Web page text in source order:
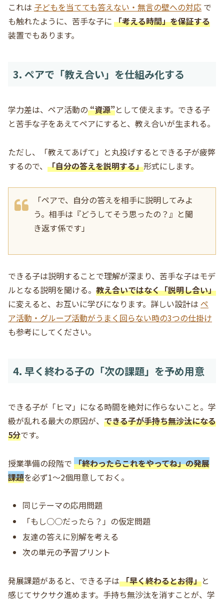
これは 子どもを当てても答えない・無言の壁への対応 で
も触れたように、苦手な子に 「考える時間」を保証する
装置でもあります。
3. ペアで「教え合い」を仕組み化する
学力差は、ペア活動の “資源”として使えます。できる子
と苦手な子をあえてペアにすると、教え合いが生まれる。
ただし、「教えてあげて」と丸投げするとできる子が疲弊
するので、 「自分の答えを説明する」形式にします。
「ペアで、自分の答えを相手に説明してみよ
う。相手は『どうしてそう思ったの？』と聞
き返す係です」
できる子は説明することで理解が深まり、苦手な子はモデ
ルとなる説明を聞ける。 教え合いではなく「説明し合い」
に変えると、お互いに学びになります。詳しい設計は ペ
ア活動・グループ活動がうまく回らない時の3つの仕掛け
も参考にしてください。
4. 早く終わる子の「次の課題」を予め用意
できる子が「ヒマ」になる時間を絶対に作らないこと。学
級が乱れる最大の原因が、 できる子が手持ち無沙汰になる
5分です。
授業準備の段階で 「終わったらこれをやってね」の発展
課題を必ず1〜2個用意しておく。
同じテーマの応用問題
「もし○○だったら？」の仮定問題
友達の答えに別解を考える
次の単元の予習プリント
発展課題があると、できる子は 「早く終わるとお得」と
感じてサクサク進めます。手持ち無沙汰を消すことが、学